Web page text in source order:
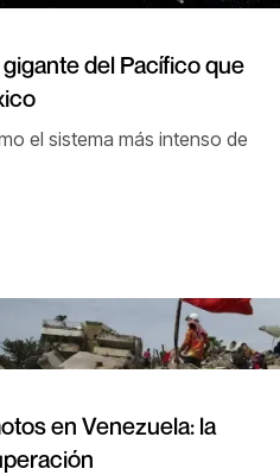
del Pacífico que
el sistema más intenso de
en Venezuela: la